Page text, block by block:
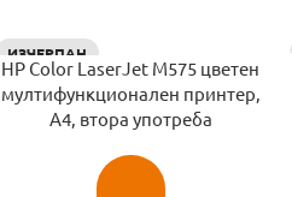
ИЗЧЕРПАН
HP Color LaserJet M575 цветен
мултифункционален принтер,
A4, втора употреба